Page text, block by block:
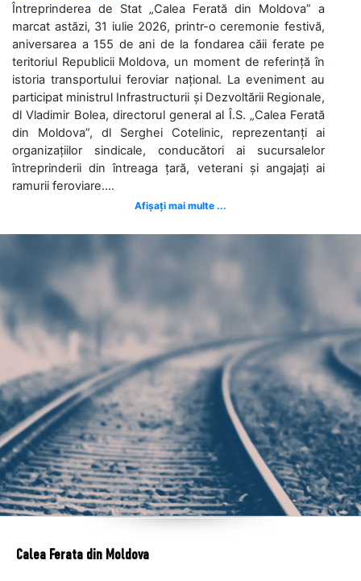
Întreprinderea de Stat „Calea Ferată din Moldova” a
marcat astăzi, 31 iulie 2026, printr-o ceremonie festivă,
aniversarea a 155 de ani de la fondarea căii ferate pe
teritoriul Republicii Moldova, un moment de referință în
istoria transportului feroviar național. La eveniment au
participat ministrul Infrastructurii și Dezvoltării Regionale,
dl Vladimir Bolea, directorul general al Î.S. „Calea Ferată
din Moldova”, dl Serghei Cotelinic, reprezentanți ai
organizațiilor sindicale, conducători ai sucursalelor
întreprinderii din întreaga țară, veterani și angajați ai
ramurii feroviare....
Afișați mai multe ...
Calea Ferata din Moldova